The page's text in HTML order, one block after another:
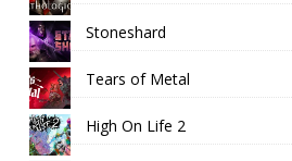
Stoneshard
Tears of Metal
High On Life 2